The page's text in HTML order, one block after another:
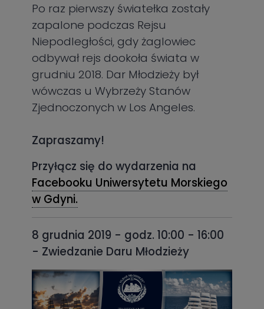
Po raz pierwszy światełka zostały
zapalone podczas Rejsu
Niepodległości, gdy żaglowiec
odbywał rejs dookoła świata w
grudniu 2018. Dar Młodzieży był
wówczas u Wybrzeży Stanów
Zjednoczonych w Los Angeles.
Zapraszamy!
Przyłącz się do wydarzenia na
Facebooku Uniwersytetu Morskiego
w Gdyni.
8 grudnia 2019 - godz. 10:00 - 16:00
- Zwiedzanie Daru Młodzieży